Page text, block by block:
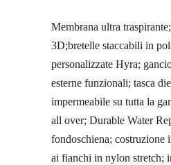
Membrana ultra
3D;bretelle staccabili in
personalizzate Hyra;
esterne funzionali; tasca
impermeabile su tutta la
all over; Durable Water
fondoschiena; costruzione
ai fianchi in nylon stretch;